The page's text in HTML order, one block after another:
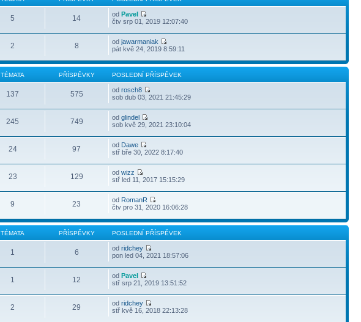
5 14 odPavel
čtv srp 01, 2019 12:07:40
2 8 odjawarmaniak
pát kvě 24, 2019 8:59:11
TÉMATA PŘÍSPĚVKY POSLEDNÍ PŘÍSPĚVEK
137 575 odrosch8
sob dub 03, 2021 21:45:29
245 749 odglindel
sob kvě 29, 2021 23:10:04
24 97 od Dawe
stř bře 30, 2022 8:17:40
23 129 odwizz
stř led 11, 2017 15:15:29
9 23 od RomanR
čtv pro 31, 2020 16:06:28
TÉMATA PŘÍSPĚVKY POSLEDNÍ PŘÍSPĚVEK
1 6 odridchey
pon led 04, 2021 18:57:06
1 12 odPavel
stř srp 21, 2019 13:51:52
2 29 odridchey
stř kvě 16, 2018 22:13:28